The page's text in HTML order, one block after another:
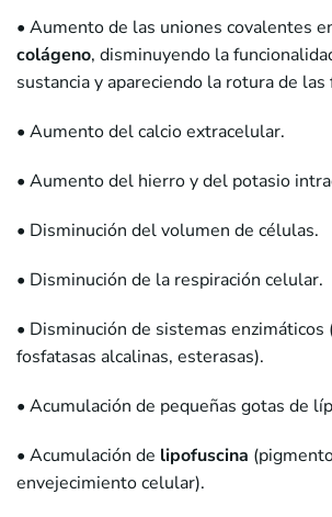
• Aumento de las uniones covalentes
colágeno, disminuyendo la
sustancia y apareciendo la rotura de las
• Aumento del calcio extracelular.
• Aumento del hierro y del potasio
• Disminución del volumen de células.
• Disminución de la respiración celular.
• Disminución de sistemas enzimáticos
fosfatasas alcalinas, esterasas).
• Acumulación de pequeñas gotas de
• Acumulación de lipofuscina
envejecimiento celular).